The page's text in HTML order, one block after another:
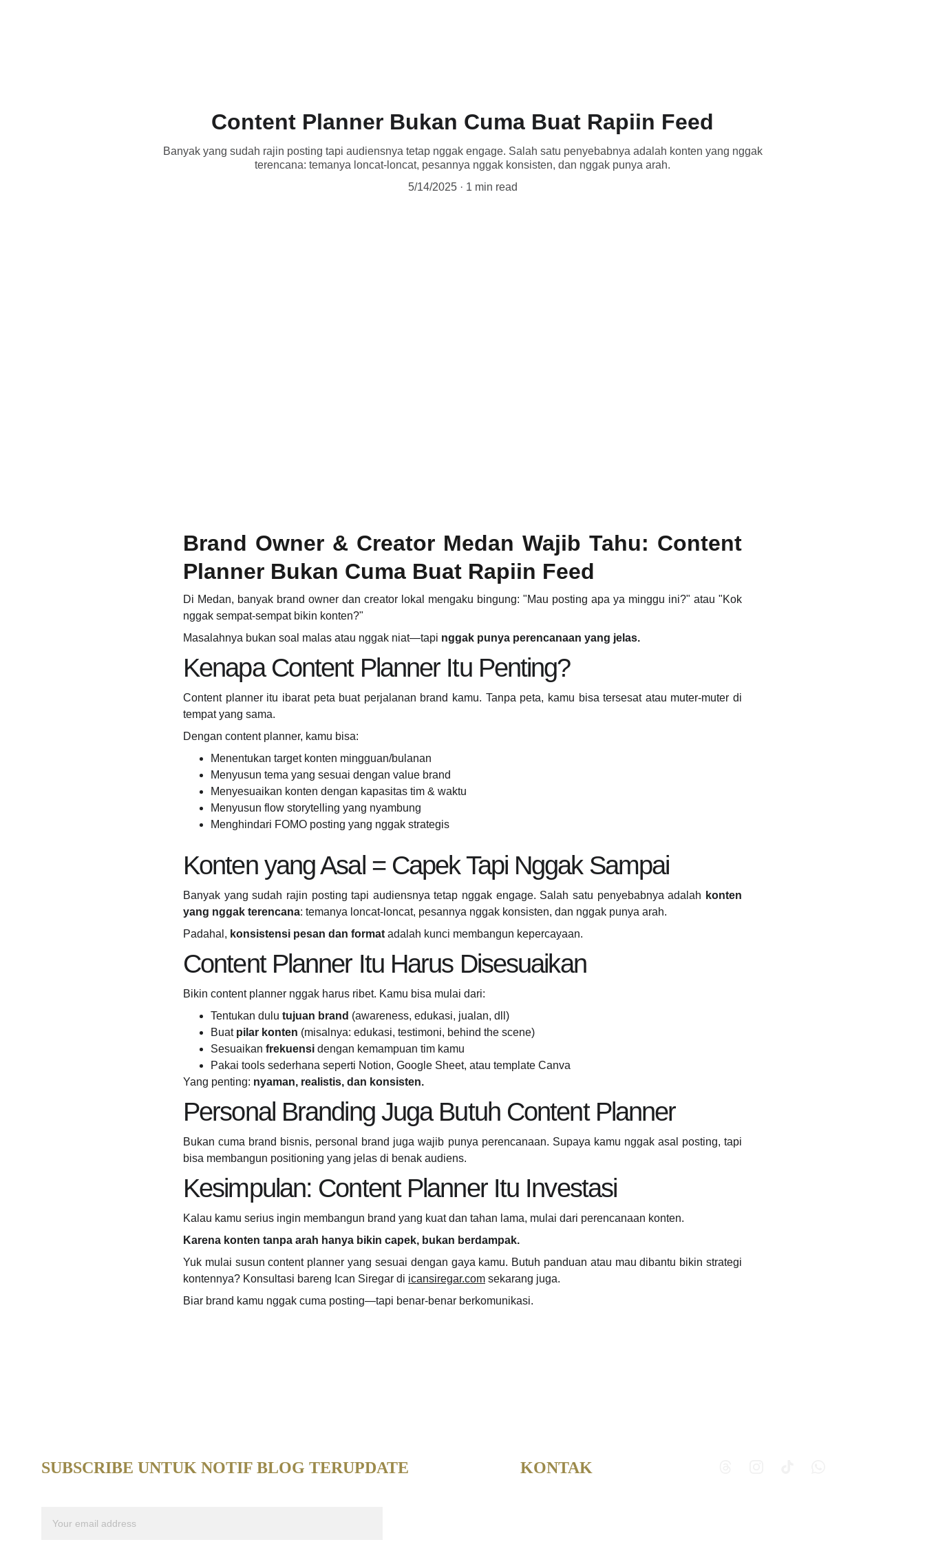
Content Planner Bukan Cuma Buat Rapiin Feed
Banyak yang sudah rajin posting tapi audiensnya tetap nggak engage. Salah satu penyebabnya adalah konten yang nggak
terencana: temanya loncat-loncat, pesannya nggak konsisten, dan nggak punya arah.
5/14/2025
1 min read
Brand Owner & Creator Medan Wajib Tahu: Content
Planner Bukan Cuma Buat Rapiin Feed
Di Medan, banyak brand owner dan creator lokal mengaku bingung: "Mau posting apa ya minggu ini?" atau "Kok
nggak sempat-sempat bikin konten?"
Masalahnya bukan soal malas atau nggak niat—tapi nggak punya perencanaan yang jelas.
Kenapa Content Planner Itu Penting?
Content planner itu ibarat peta buat perjalanan brand kamu. Tanpa peta, kamu bisa tersesat atau muter-muter di
tempat yang sama.
Dengan content planner, kamu bisa:
Menentukan target konten mingguan/bulanan
Menyusun tema yang sesuai dengan value brand
Menyesuaikan konten dengan kapasitas tim & waktu
Menyusun flow storytelling yang nyambung
Menghindari FOMO posting yang nggak strategis
Konten yang Asal = Capek Tapi Nggak Sampai
Banyak yang sudah rajin posting tapi audiensnya tetap nggak engage. Salah satu penyebabnya adalah konten
yang nggak terencana: temanya loncat-loncat, pesannya nggak konsisten, dan nggak punya arah.
Padahal, konsistensi pesan dan format adalah kunci membangun kepercayaan.
Content Planner Itu Harus Disesuaikan
Bikin content planner nggak harus ribet. Kamu bisa mulai dari:
Tentukan dulu tujuan brand (awareness, edukasi, jualan, dll)
Buat pilar konten (misalnya: edukasi, testimoni, behind the scene)
Sesuaikan frekuensi dengan kemampuan tim kamu
Pakai tools sederhana seperti Notion, Google Sheet, atau template Canva
Yang penting: nyaman, realistis, dan konsisten.
Personal Branding Juga Butuh Content Planner
Bukan cuma brand bisnis, personal brand juga wajib punya perencanaan. Supaya kamu nggak asal posting, tapi
bisa membangun positioning yang jelas di benak audiens.
Kesimpulan: Content Planner Itu Investasi
Kalau kamu serius ingin membangun brand yang kuat dan tahan lama, mulai dari perencanaan konten.
Karena konten tanpa arah hanya bikin capek, bukan berdampak.
Yuk mulai susun content planner yang sesuai dengan gaya kamu. Butuh panduan atau mau dibantu bikin strategi
kontennya? Konsultasi bareng Ican Siregar di icansiregar.com sekarang juga.
Biar brand kamu nggak cuma posting—tapi benar-benar berkomunikasi.
SUBSCRIBE UNTUK NOTIF BLOG TERUPDATE KONTAK